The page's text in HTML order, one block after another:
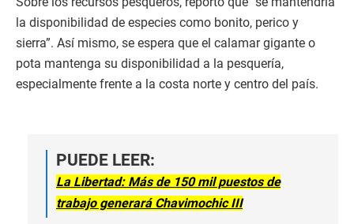
la disponibilidad de especies como bonito, perico y
sierra”. Así mismo, se espera que el calamar gigante o
pota mantenga su disponibilidad a la pesquería,
especialmente frente a la costa norte y centro del país.
PUEDE LEER:
La Libertad: Más de 150 mil puestos de
trabajo generará Chavimochic III